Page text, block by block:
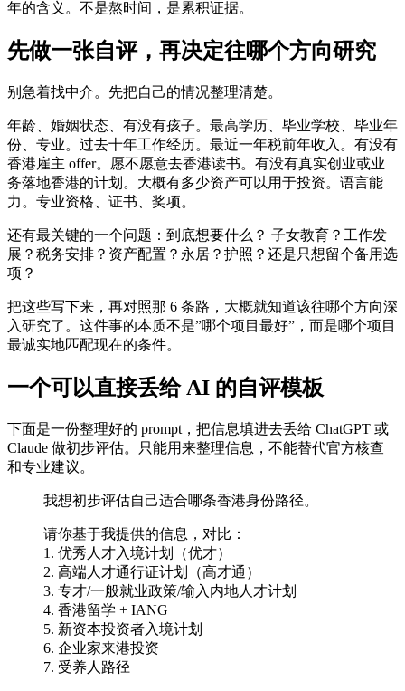
年的含义。不是熬时间，是累积证据。
先做一张自评，再决定往哪个方向研究
别急着找中介。先把自己的情况整理清楚。
年龄、婚姻状态、有没有孩子。最高学历、毕业学校、毕业年
份、专业。过去十年工作经历。最近一年税前年收入。有没有
香港雇主 offer。愿不愿意去香港读书。有没有真实创业或业
务落地香港的计划。大概有多少资产可以用于投资。语言能
力。专业资格、证书、奖项。
还有最关键的一个问题：到底想要什么？ 子女教育？工作发
展？税务安排？资产配置？永居？护照？还是只想留个备用选
项？
把这些写下来，再对照那 6 条路，大概就知道该往哪个方向深
入研究了。这件事的本质不是”哪个项目最好”，而是哪个项目
最诚实地匹配现在的条件。
一个可以直接丢给 AI 的自评模板
下面是一份整理好的 prompt，把信息填进去丢给 ChatGPT 或
Claude 做初步评估。只能用来整理信息，不能替代官方核查
和专业建议。
我想初步评估自己适合哪条香港身份路径。
请你基于我提供的信息，对比：
1. 优秀人才入境计划（优才）
2. 高端人才通行证计划（高才通）
3. 专才/一般就业政策/输入内地人才计划
4. 香港留学 + IANG
5. 新资本投资者入境计划
6. 企业家来港投资
7. 受养人路径